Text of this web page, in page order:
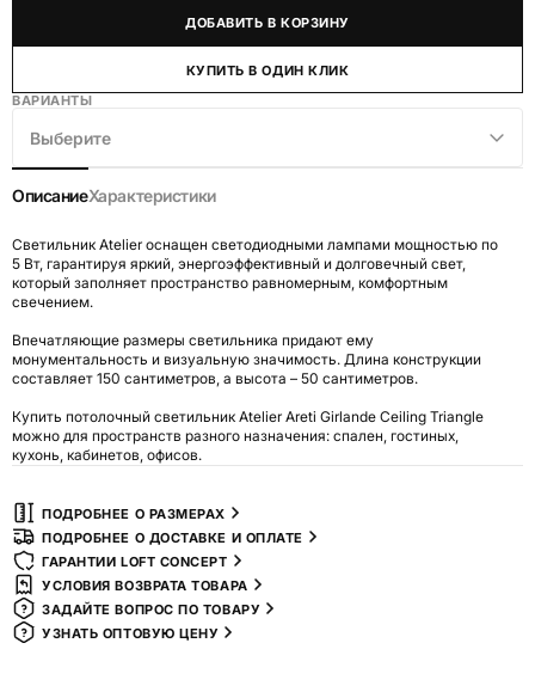
ДОБАВИТЬ В КОРЗИНУ
КУПИТЬ В ОДИН КЛИК
ВАРИАНТЫ
Выберите
ОписаниеХарактеристики
Светильник Atelier оснащен светодиодными лампами мощностью по
5 Вт, гарантируя яркий, энергоэффективный и долговечный свет,
который заполняет пространство равномерным, комфортным
свечением.
Впечатляющие размеры светильника придают ему
монументальность и визуальную значимость. Длина конструкции
составляет 150 сантиметров, а высота – 50 сантиметров.
Купить потолочный светильник Atelier Areti Girlande Ceiling Triangle
можно для пространств разного назначения: спален, гостиных,
кухонь, кабинетов, офисов.
ПОДРОБНЕЕ О РАЗМЕРАХ
ПОДРОБНЕЕ О ДОСТАВКЕ И ОПЛАТЕ
ГАРАНТИИ LOFT CONCEPT
УСЛОВИЯ ВОЗВРАТА ТОВАРА
ЗАДАЙТЕ ВОПРОС ПО ТОВАРУ
УЗНАТЬ ОПТОВУЮ ЦЕНУ